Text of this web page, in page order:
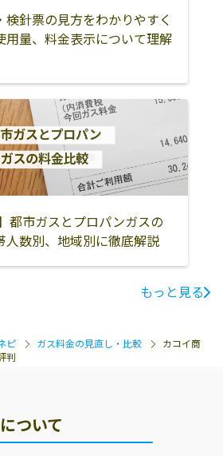
検針票の見方をわかりやすく
用量、料金表示について理解
都市ガスとプロパンガスの
人数別、地域別に徹底解説
もっと見る
ピ ガス料金の見直し・比較
カコイ商
判
ついて